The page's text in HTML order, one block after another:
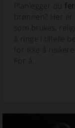
Planlegger du
brønnen? Her
som brukes,
å ringe i tilfelle
for ikke å
For å...